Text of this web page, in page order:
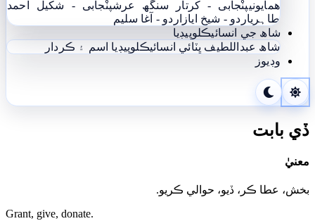
ھمايونيپنْجابی - کرتار سنگھ عرشپنْجابی - شکیل احمد
طاہریاردو - شيخ اياز اردو - آغا سليم
شاھ جي انسائيڪلوپيڊيا
شاھ عبداللطيف ڀٽائي انسائيڪلوپيڊيا اسم ۽ ڪردار
وڊيوز
ڏي بابت
معنيٰ
بخش، عطا ڪر، ڏيو، حوالي ڪريو.
Grant, give, donate.